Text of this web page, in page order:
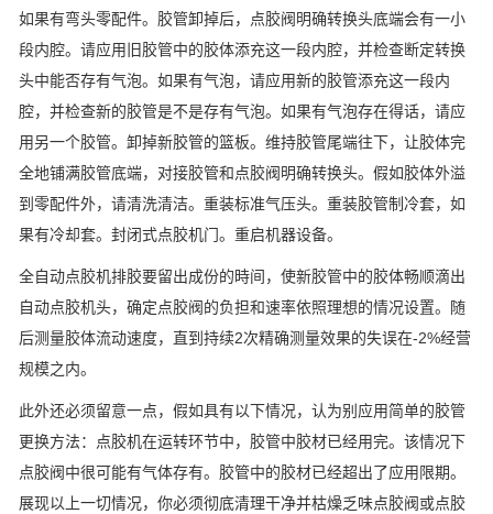
如果有弯头零配件。胶管卸掉后，点胶阀明确转换头底端会有一小
段内腔。请应用旧胶管中的胶体添充这一段内腔，并检查断定转换
头中能否存有气泡。如果有气泡，请应用新的胶管添充这一段内
腔，并检查新的胶管是不是存有气泡。如果有气泡存在得话，请应
用另一个胶管。卸掉新胶管的篮板。维持胶管尾端往下，让胶体完
全地铺满胶管底端，对接胶管和点胶阀明确转换头。假如胶体外溢
到零配件外，请清洗清洁。重装标准气压头。重装胶管制冷套，如
果有冷却套。封闭式点胶机门。重启机器设备。
全自动点胶机排胶要留出成份的時间，使新胶管中的胶体畅顺滴出
自动点胶机头，确定点胶阀的负担和速率依照理想的情况设置。随
后测量胶体流动速度，直到持续2次精确测量效果的失误在-2%经营
规模之内。
此外还必须留意一点，假如具有以下情况，认为别应用简单的胶管
更换方法：点胶机在运转环节中，胶管中胶材已经用完。该情况下
点胶阀中很可能有气体存有。胶管中的胶材已经超出了应用限期。
展现以上一切情况，你必须彻底清理干净并枯燥乏味点胶阀或点胶